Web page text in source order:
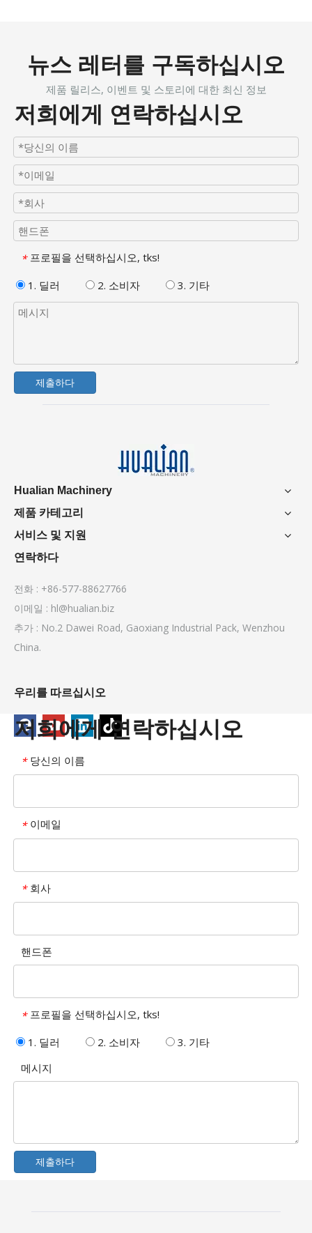
뉴스 레터를 구독하십시오
제품 릴리스, 이벤트 및 스토리에 대한 최신 정보
저희에게 연락하십시오
* 프로필을 선택하십시오, tks!
1. 딜러
2. 소비자 3. 기타
제출하다
Hualian Machinery
제품 카테고리
서비스 및 지원
연락하다
전화 : +86-577-88627766
이메일 : hl@hualian.biz
추가 : No.2 Dawei Road, Gaoxiang Industrial Pack, Wenzhou
China.
우리를 따르십시오
저희에게 연락하십시오
* 당신의 이름
* 이메일
* 회사
핸드폰
* 프로필을 선택하십시오, tks!
1. 딜러
2. 소비자
3. 기타
메시지
제출하다